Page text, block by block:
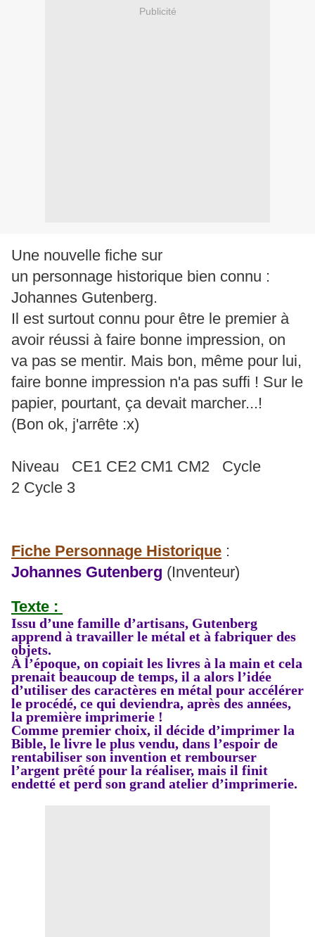
Publicité
Une nouvelle fiche sur
un personnage historique bien connu :
Johannes Gutenberg.
Il est surtout connu pour être le premier à
avoir réussi à faire bonne impression, on
va pas se mentir. Mais bon, même pour lui,
faire bonne impression n'a pas suffi ! Sur le
papier, pourtant, ça devait marcher...!
(Bon ok, j'arrête :x)
Niveau CE1 CE2 CM1 CM2 Cycle
2 Cycle 3
Fiche Personnage Historique :
Johannes Gutenberg (Inventeur)
Texte :
Issu d’une famille d’artisans, Gutenberg
apprend à travailler le métal et à fabriquer des
objets.
À l’époque, on copiait les livres à la main et cela
prenait beaucoup de temps, il a alors l’idée
d’utiliser des caractères en métal pour accélérer
le procédé, ce qui deviendra, après des années,
la première imprimerie !
Comme premier choix, il décide d’imprimer la
Bible, le livre le plus vendu, dans l’espoir de
rentabiliser son invention et rembourser
l’argent prêté pour la réaliser, mais il finit
endetté et perd son grand atelier d’imprimerie.